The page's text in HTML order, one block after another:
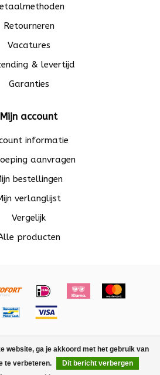
website, ga je akkoord met het gebruik van
te verbeteren.
Dit bericht verbergen
Retourneren
Vacatures
& levertijd
Garanties
Mijn account
informatie
aanvragen
bestellingen
verlanglijst
Vergelijk
producten
design
Dyvelopment